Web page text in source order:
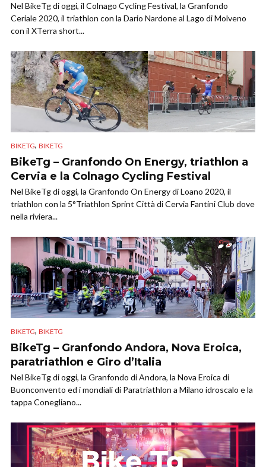
Nel BikeTg di oggi, il Colnago Cycling Festival, la Granfondo
Ceriale 2020, il triathlon con la Dario Nardone al Lago di Molveno
con il XTerra short...
BIKETG, BIKETG
BikeTg – Granfondo On Energy, triathlon a
Cervia e la Colnago Cycling Festival
Nel BikeTg di oggi, la Granfondo On Energy di Loano 2020, il
triathlon con la 5°Triathlon Sprint Città di Cervia Fantini Club dove
nella riviera...
BIKETG, BIKETG
BikeTg – Granfondo Andora, Nova Eroica,
paratriathlon e Giro d’Italia
Nel BikeTg di oggi, la Granfondo di Andora, la Nova Eroica di
Buonconvento ed i mondiali di Paratriathlon a Milano idroscalo e la
tappa Conegliano...